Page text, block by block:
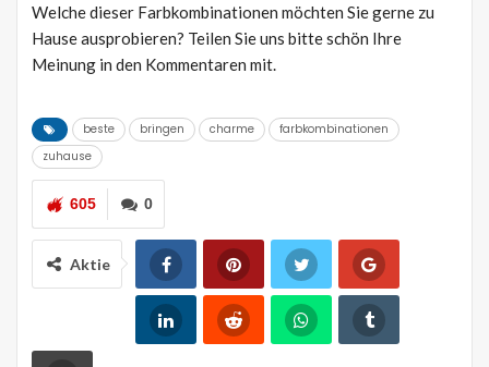
Welche dieser Farbkombinationen möchten Sie gerne zu
Hause ausprobieren? Teilen Sie uns bitte schön Ihre
Meinung in den Kommentaren mit.
beste bringen charme
farbkombinationen
zuhause
0
605
Aktie